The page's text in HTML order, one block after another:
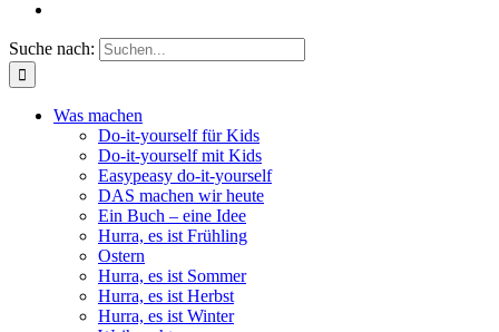
Suche nach:
Was machen
Do-it-yourself für Kids
Do-it-yourself mit Kids
Easypeasy do-it-yourself
DAS machen wir heute
Ein Buch – eine Idee
Hurra, es ist Frühling
Ostern
Hurra, es ist Sommer
Hurra, es ist Herbst
Hurra, es ist Winter